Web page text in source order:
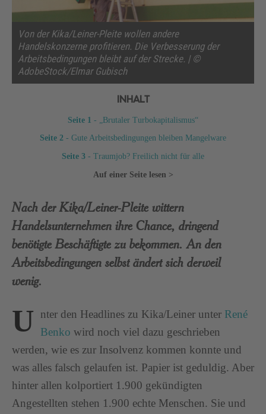
Von der Kika/Leiner-Pleite wollen andere
Handelskonzerne profitieren. Die Verbesserung der
Arbeitsbedingungen bleibt auf der Strecke. | ©
AdobeStock/Elmar Gubisch
INHALT
Seite 1 - „Brutaler Turbokapitalismus“
Seite 2 - Gute Arbeitsbedingungen bleiben Mangelware
Seite 3 - Traumjob? Freilich nicht für alle
Auf einer Seite lesen >
Nach der Kika/Leiner-Pleite wittern
Handelsunternehmen ihre Chance, dringend
benötigte Beschäftigte zu bekommen. An den
Arbeitsbedingungen selbst ändert sich derweil
wenig.
U nter den Headlines zu Kika/Leiner unter René
Benko wird noch viel dazu geschrieben
werden, wie es zur Insolvenz kommen konnte und
was alles falsch gelaufen ist. Papier ist geduldig. Aber
hinter allen kolportiert 1.900 gekündigten
Angestellten stehen 1.900 echte Menschen. Sie und